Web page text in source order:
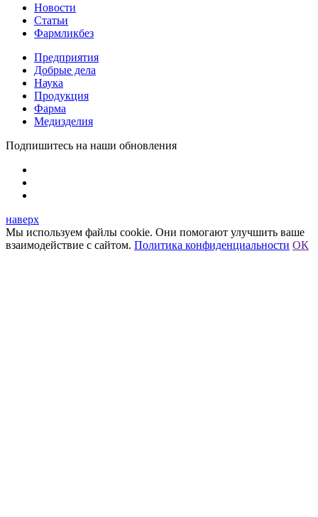
Новости
Статьи
Фармликбез
Предприятия
Добрые дела
Наука
Продукция
Фарма
Медизделия
Подпишитесь на наши обновления
наверх
Мы используем файлы cookie. Они помогают улучшить ваше
взаимодействие с сайтом. Политика конфиденциальности ОК